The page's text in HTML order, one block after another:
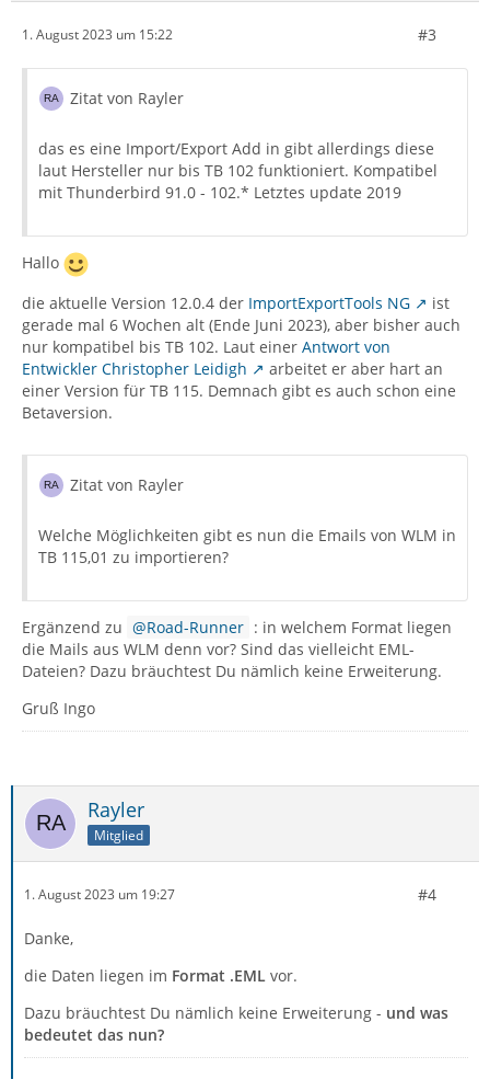
1. August 2023 um 15:22 #3
Zitat von Rayler
das es eine Import/Export Add in gibt allerdings diese
laut Hersteller nur bis TB 102 funktioniert. Kompatibel
mit Thunderbird 91.0 - 102.* Letztes update 2019
Hallo
die aktuelle Version 12.0.4 der ImportExportTools NG
ist
gerade mal 6 Wochen alt (Ende Juni 2023), aber bisher auch
nur kompatibel bis TB 102. Laut einer Antwort von
Entwickler Christopher Leidigh
arbeitet er aber hart an
einer Version für TB 115. Demnach gibt es auch schon eine
Betaversion.
Zitat von Rayler
Welche Möglichkeiten gibt es nun die Emails von WLM in
TB 115,01 zu importieren?
Ergänzend zu Road-Runner : in welchem Format liegen
die Mails aus WLM denn vor? Sind das vielleicht EML-
Dateien? Dazu bräuchtest Du nämlich keine Erweiterung.
Gruß Ingo
Rayler
Mitglied
1. August 2023 um 19:27 #4
Danke,
die Daten liegen im Format .EML vor.
Dazu bräuchtest Du nämlich keine Erweiterung - und was
bedeutet das nun?